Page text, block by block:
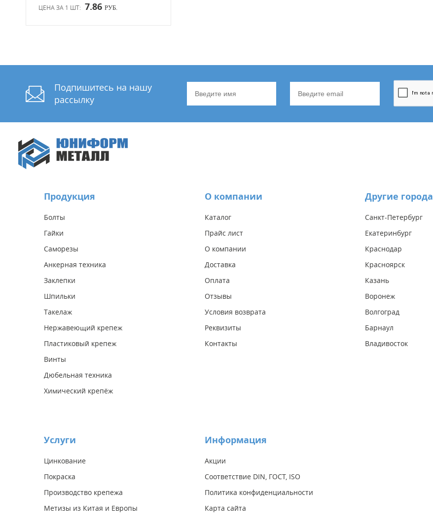
ЦЕНА ЗА 1 ШТ: 7.86 РУБ.
Подпишитесь на нашу
рассылку
Продукция
Болты
Гайки
Саморезы
Анкерная техника
Заклепки
Шпильки
Такелаж
Нержавеющий крепеж
Пластиковый крепеж
Винты
Дюбельная техника
Химический крепёж
Услуги
Цинкование
Покраска
Производство крепежа
Метизы из Китая и Европы
О компании
Каталог
Прайс лист
О компании
Доставка
Оплата
Отзывы
Условия возврата
Реквизиты
Контакты
Информация
Акции
Соответствие DIN, ГОСТ, ISO
Политика конфиденциальности
Карта сайта
Другие города
Санкт-Петербург
Екатеринбург
Краснодар
Красноярск
Казань
Воронеж
Волгоград
Барнаул
Владивосток